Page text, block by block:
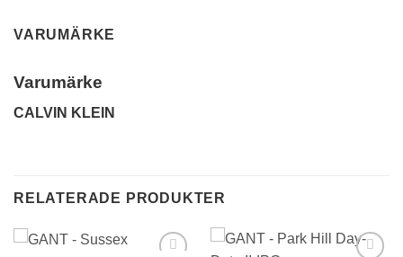
VARUMÄRKE
Varumärke
CALVIN KLEIN
RELATERADE PRODUKTER
Bli medlem idag och få 10% rabatt på ditt första köp
E-post
Mobilnummer